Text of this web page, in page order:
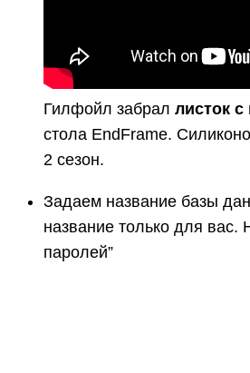
Гилфойл забрал листок
стола EndFrame.
2 сезон.
Задаем название базы
название только для вас.
паролей”